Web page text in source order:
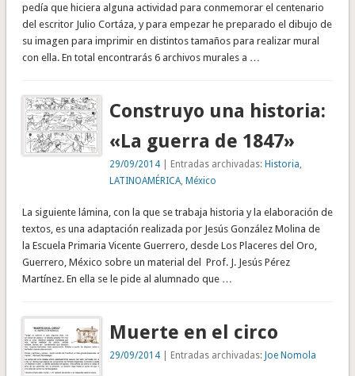
pedía que hiciera alguna actividad para conmemorar el centenario
del escritor Julio Cortáza, y para empezar he preparado el dibujo de
su imagen para imprimir en distintos tamaños para realizar mural
con ella. En total encontrarás 6 archivos murales a …
Construyo una historia:
«La guerra de 1847»
29/09/2014 | Entradas archivadas:Historia
LATINOAMÉRICA ,México
La siguiente lámina, con la que se trabaja historia y la elaboración de
textos, es una adaptación realizada por Jesús González Molina de
la Escuela Primaria Vicente Guerrero, desde Los Placeres del Oro,
Guerrero, México sobre un material del Prof. J. Jesús Pérez
Martínez. En ella se le pide al alumnado que …
Muerte en el circo
29/09/2014 | Entradas archivadas:Joe Nomola